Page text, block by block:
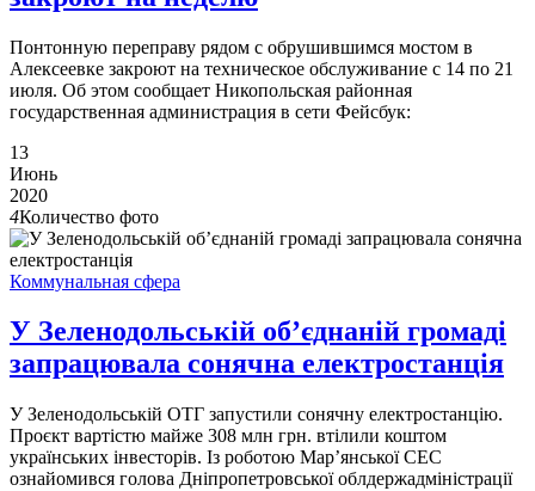
Понтонную переправу рядом с обрушившимся мостом в
Алексеевке закроют на техническое обслуживание с 14 по 21
июля. Об этом сообщает Никопольская районная
государственная администрация в сети Фейсбук:
13
Июнь
2020
4Количество фото
Коммунальная сфера
У Зеленодольській об’єднаній громаді
запрацювала сонячна електростанція
​​​​​​​У Зеленодольській ОТГ запустили сонячну електростанцію.
Проєкт вартістю майже 308 млн грн. втілили коштом
українських інвесторів. Із роботою Мар’янської СЕС
ознайомився голова Дніпропетровської облдержадміністрації